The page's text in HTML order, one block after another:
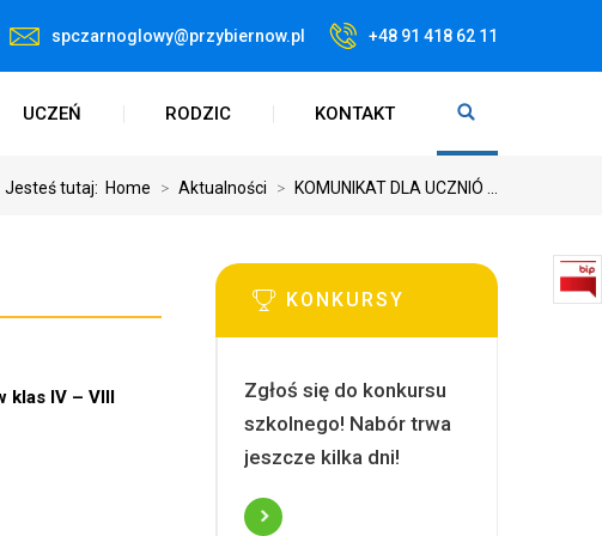
spczarnoglowy@przybiernow.pl +48 91 418 62 11
UCZEŃ RODZIC KONTAKT
Jesteś tutaj: Home > Aktualności > KOMUNIKAT DLA UCZNIÓ ...
klas IV – VIII
KONKURSY
Zgłoś się do konkursu
szkolnego! Nabór trwa
jeszcze kilka dni!